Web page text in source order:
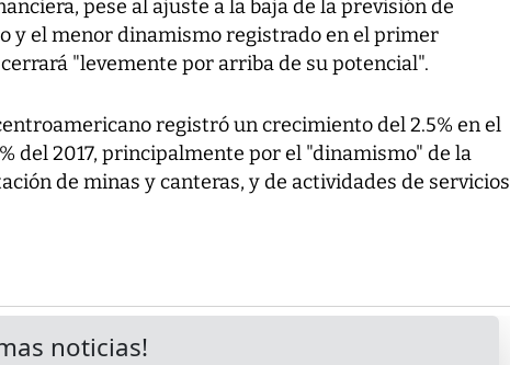
pese al ajuste a la baja de la previsión de
y el menor dinamismo registrado en el primer
"levemente por arriba de su potencial".
registró un crecimiento del 2.5% en el
del 2017, principalmente por el "dinamismo" de la
de minas y canteras, y de actividades de servicios